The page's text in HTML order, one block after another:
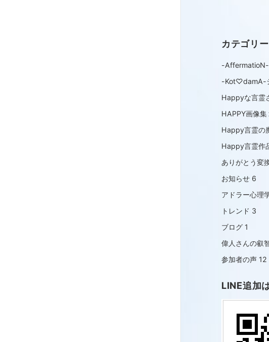
カテゴリー
-AffermatioN-
-Kot♡damA-
Happyな言霊
HAPPY画像集
Happy言霊の
Happy言霊作
ありがとう変
お知らせ 6
アドラー心理
トレンド 3
ブログ 1
偉人さんの叡
参加者の声 12
LINE追加